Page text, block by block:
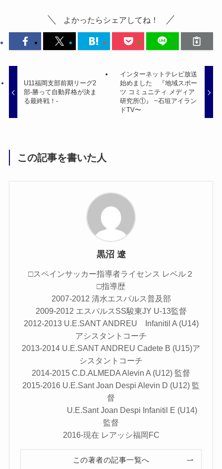
よかったらシェアしてね！
U11福岡支部前期リーグ2
部-勝って自動昇格が決ま
る最終戦！-
インターネットテレビ放送
始めました 『地域スポー
ツ コミュニティ メディア
研究所①』 ~石垣アイラン
ドTV〜
この記事を書いた人
黒沼 遼
□スペインサッカー指導者ライセンス レベル２
□指導歴
2007-2012 清水エスパルス普及部
2009-2012 エスパルスSS駿東JY U-13監督
2012-2013 U.E.SANT ANDREU Infanitil A (U14)
アシスタントコーチ
2013-2014 U.E.SANT ANDREU Cadete B (U15)ア
シスタントコーチ
2014-2015 C.D.ALMEDA Alevin A (U12) 監督
2015-2016 U.E.Sant Joan Despi Alevin D (U12) 監
督
U.E.Sant Joan Despi Infanitil E (U14)
監督
2016-現在 レアッシ福岡FC
この著者の記事一覧へ